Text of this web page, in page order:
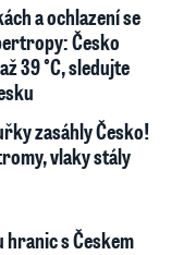
a ochlazení se
Česko
39 °C, sledujte
zasáhly Česko!
vlaky stály
hranic s Českem